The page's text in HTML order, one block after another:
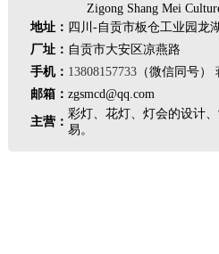
Zigong Shang Mei
地址： 四川-自贡市板仓工业园龙
厂址： 自贡市大安区凉燕路
手机： 13808157733（微信同号）
邮箱： zgsmcd@qq.com
主营：
彩灯、花灯、灯会的设计
易。